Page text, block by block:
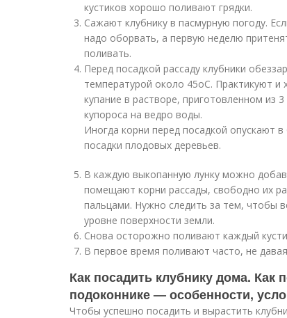
кустиков хорошо поливают грядки.
Сажают клубнику в пасмурную погоду.
надо оборвать, а первую неделю
поливать.
Перед посадкой рассаду клубники
температурой около 45оC. Практикуют и
купание в растворе, приготовленном из
купороса на ведро воды.
Иногда корни перед посадкой опускают
посадки плодовых деревьев.
В каждую выкопанную лунку можно
помещают корни рассады, свободно их
пальцами. Нужно следить за тем, чтобы
уровне поверхности земли.
Снова осторожно поливают каждый
В первое время поливают часто, не
Как посадить клубнику дома. Как
подоконнике — особенности,
Чтобы успешно посадить и вырастить